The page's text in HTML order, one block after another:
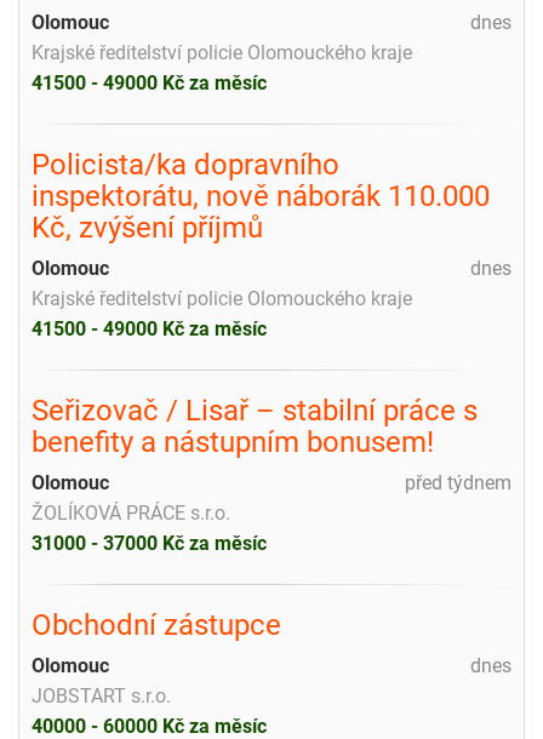
dnes
Olomouc
Krajské ředitelství policie Olomouckého kraje
41500 - 49000 Kč za měsíc
Policista/ka dopravního
inspektorátu, nově náborák 110.000
Kč, zvýšení příjmů
dnes
Olomouc
Krajské ředitelství policie Olomouckého kraje
41500 - 49000 Kč za měsíc
Seřizovač / Lisař – stabilní práce s
benefity a nástupním bonusem!
před týdnem
Olomouc
ŽOLÍKOVÁ PRÁCE s.r.o.
31000 - 37000 Kč za měsíc
Obchodní zástupce
dnes
Olomouc
JOBSTART s.r.o.
40000 - 60000 Kč za měsíc